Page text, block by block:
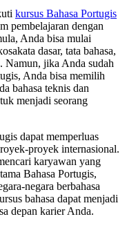
kursus Bahasa Portugis
pembelajaran dengan
Anda bisa mulai
dasar, tata bahasa,
Namun, jika Anda sudah
Anda bisa memilih
bahasa teknis dan
menjadi seorang
dapat memperluas
proyek internasional.
karyawan yang
Bahasa Portugis,
negara berbahasa
bahasa dapat menjadi
depan karier Anda.